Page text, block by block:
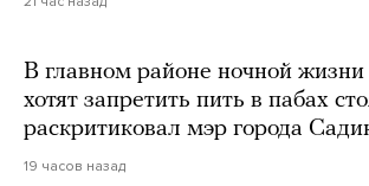
В главном районе ночной
хотят запретить пить в пабах
раскритиковал мэр города
19 часов назад